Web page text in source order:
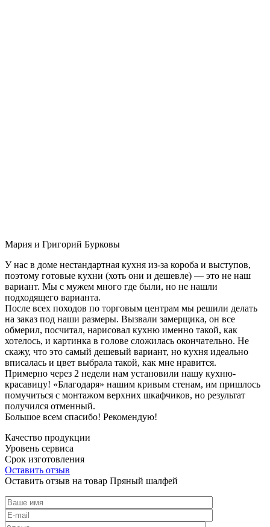
Мария и Григорий Бурковы
У нас в доме нестандартная кухня из-за короба и выступов,
поэтому готовые кухни (хоть они и дешевле) — это не наш
вариант. Мы с мужем много где были, но не нашли
подходящего варианта.
После всех походов по торговым центрам мы решили делать
на заказ под наши размеры. Вызвали замерщика, он все
обмерил, посчитал, нарисовал кухню именно такой, как
хотелось, и картинка в голове сложилась окончательно. Не
скажу, что это самый дешевый вариант, но кухня идеально
вписалась и цвет выбрала такой, как мне нравится.
Примерно через 2 недели нам установили нашу кухню-
красавицу! «Благодаря» нашим кривым стенам, им пришлось
помучиться с монтажом верхних шкафчиков, но результат
получился отменный.
Большое всем спасибо! Рекомендую!
Качество продукции
Уровень сервиса
Срок изготовления
Оставить отзыв
Оставить отзыв на товар Пряный шалфей